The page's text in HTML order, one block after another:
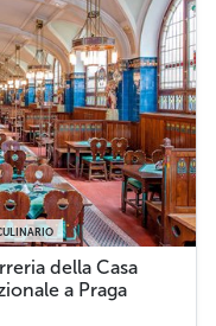
della Casa
a Praga